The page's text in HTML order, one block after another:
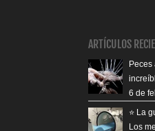
ARTÍCULOS
Peces
6 de
⭐️ La
Los